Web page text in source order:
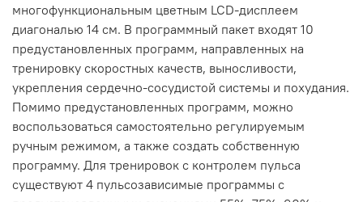
многофункциональным цветным LCD-дисплеем
диагональю 14 см. В программный пакет входят 10
предустановленных программ, направленных на
тренировку скоростных качеств, выносливости,
укрепления сердечно-сосудистой системы и похудания.
Помимо предустановленных программ, можно
воспользоваться самостоятельно регулируемым
ручным режимом, а также создать собственную
программу. Для тренировок с контролем пульса
существуют 4 пульсозависимые программы с